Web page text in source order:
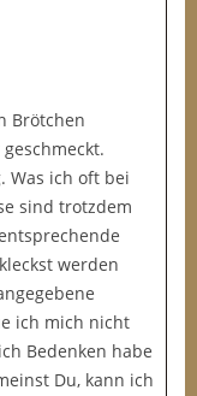
Brötchen
Was ich oft bei
sind trotzdem
werden
ich mich nicht
Bedenken habe
Du, kann ich